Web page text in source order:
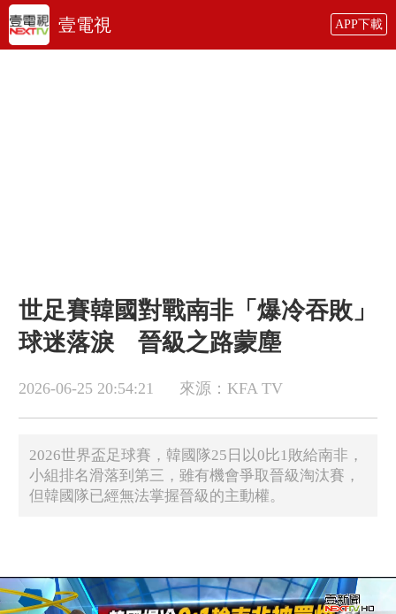
壹電視 APP下載
世足賽韓國對戰南非「爆冷吞敗」
球迷落淚 晉級之路蒙塵
2026-06-25 20:54:21 來源：KFA TV
2026世界盃足球賽，韓國隊25日以0比1敗給南非，
小組排名滑落到第三，雖有機會爭取晉級淘汰賽，
但韓國隊已經無法掌握晉級的主動權。